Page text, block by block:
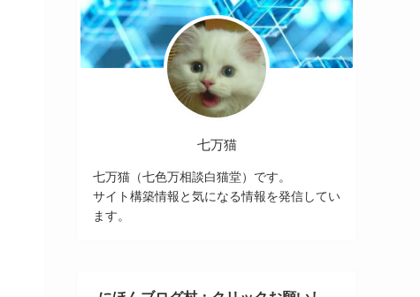
七万猫
七万猫（七色万相談白猫堂）です。
サイト構築情報と気になる情報を発信してい
ます。